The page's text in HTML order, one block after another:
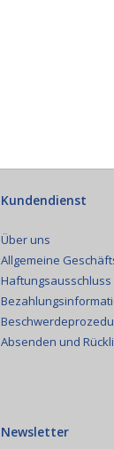
Kundendienst
Über uns
Allgemeine
Haftungsausschluss
Absenden und
Newsletter